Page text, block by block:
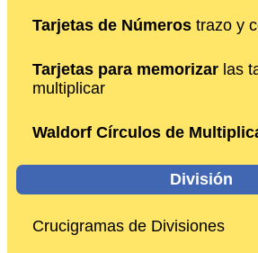
Tarjetas de Números trazo y
Tarjetas para memorizar las
multiplicar
Waldorf Círculos de
División
Crucigramas de Divisiones